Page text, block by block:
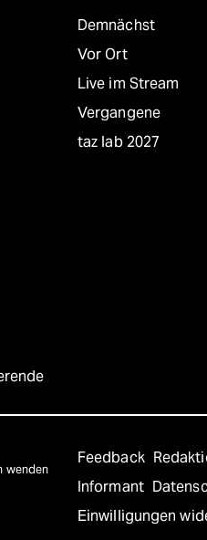
Demnächst
Vor Ort
Live im Stream
Vergangene
taz lab 2027
wenden
Feedback
Informant
Einwilligungen